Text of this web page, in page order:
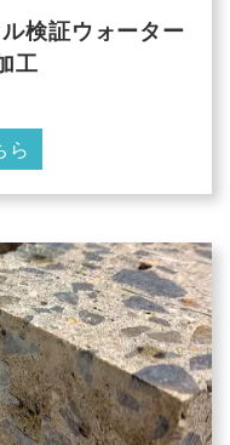
検証ウォーター
工
ら